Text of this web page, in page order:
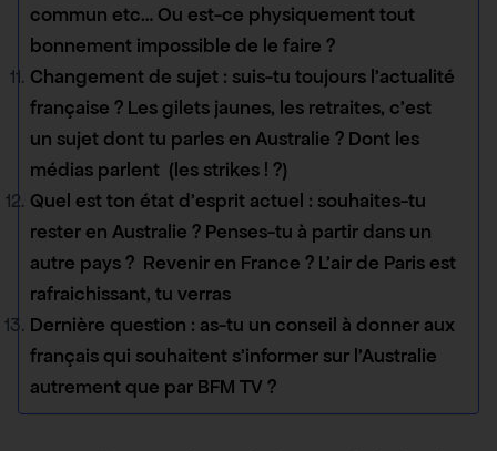
commun etc… Ou est-ce physiquement tout
bonnement impossible de le faire ?
Changement de sujet : suis-tu toujours l’actualité
française ? Les gilets jaunes, les retraites, c’est
un sujet dont tu parles en Australie ? Dont les
médias parlent (les strikes ! ?)
Quel est ton état d’esprit actuel : souhaites-tu
rester en Australie ? Penses-tu à partir dans un
autre pays ? Revenir en France ? L’air de Paris est
rafraichissant, tu verras
Dernière question : as-tu un conseil à donner aux
français qui souhaitent s’informer sur l’Australie
autrement que par BFM TV ?